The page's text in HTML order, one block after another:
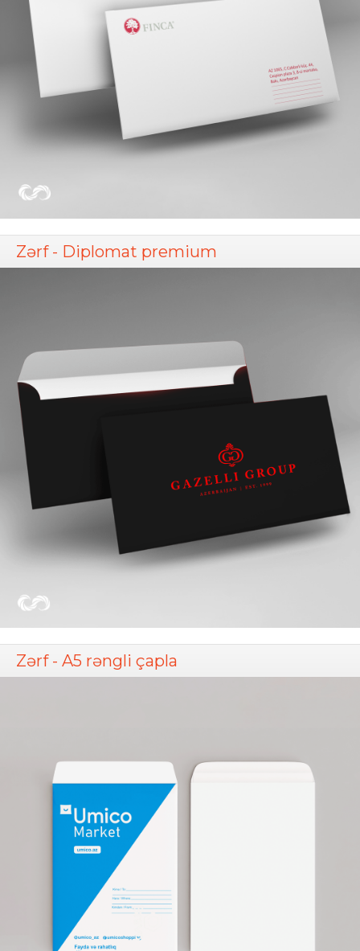
Zərf - Diplomat premium
Zərf - A5 rəngli çapla